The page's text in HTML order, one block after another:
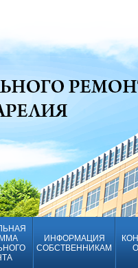
ИНФОРМАЦИЯ
СОБСТВЕННИКАМ